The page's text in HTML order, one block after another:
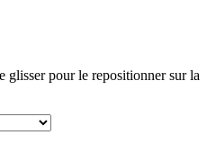
glisser pour le repositionner sur la